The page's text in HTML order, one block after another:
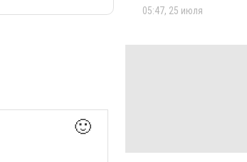
🙂
05:47, 25 июля